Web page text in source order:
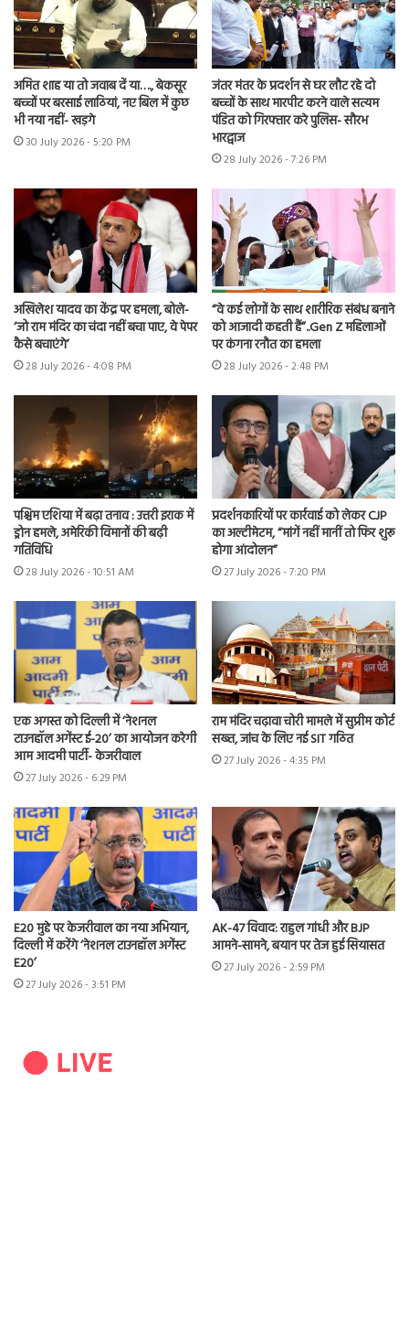
अमित शाह या तो जवाब दें या…., बेकसूर
बच्चों पर बरसाई लाठियां, नए बिल में कुछ
भी नया नहीं- खड़गे
30 July 2026 - 5:20 PM
जंतर मंतर के प्रदर्शन से घर लौट रहे दो
बच्चों के साथ मारपीट करने वाले सत्यम
पंडित को गिरफ्तार करे पुलिस- सौरभ
भारद्वाज
28 July 2026 - 7:26 PM
अखिलेश यादव का केंद्र पर हमला, बोले-
‘जो राम मंदिर का चंदा नहीं बचा पाए, वे पेपर
कैसे बचाएंगे’
28 July 2026 - 4:08 PM
“वे कई लोगों के साथ शारीरिक संबंध बनाने
को आजादी कहती हैं”..Gen Z महिलाओं
पर कंगना रनौत का हमला
28 July 2026 - 2:48 PM
पश्चिम एशिया में बढ़ा तनाव : उत्तरी इराक में
ड्रोन हमले, अमेरिकी विमानों की बढ़ी
गतिविधि
28 July 2026 - 10:51 AM
प्रदर्शनकारियों पर कार्रवाई को लेकर CJP
का अल्टीमेटम, “मांगें नहीं मानीं तो फिर शुरू
होगा आंदोलन”
27 July 2026 - 7:20 PM
एक अगस्त को दिल्ली में ‘नेशनल
टाउनहॉल अगेंस्ट ई-20’ का आयोजन करेगी
आम आदमी पार्टी- केजरीवाल
27 July 2026 - 6:29 PM
राम मंदिर चढ़ावा चोरी मामले में सुप्रीम कोर्ट
सख्त, जांच के लिए नई SIT गठित
27 July 2026 - 4:35 PM
E20 मुद्दे पर केजरीवाल का नया अभियान,
दिल्ली में करेंगे ‘नेशनल टाउनहॉल अगेंस्ट
E20’
27 July 2026 - 3:51 PM
AK-47 विवाद: राहुल गांधी और BJP
आमने-सामने, बयान पर तेज हुई सियासत
27 July 2026 - 2:59 PM